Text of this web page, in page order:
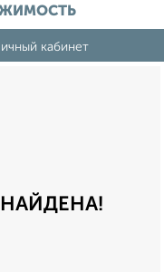
кабинет